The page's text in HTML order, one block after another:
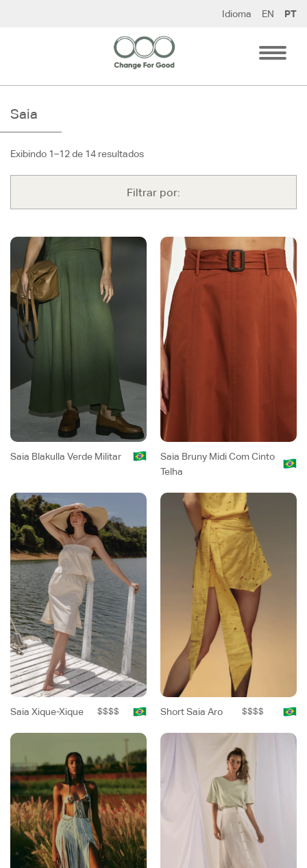
Idioma EN PT
Saia
Exibindo 1–12 de 14 resultados
Filtrar por:
Saia Blakulla Verde Militar
Saia Bruny Midi Com Cinto
Telha
Saia Xique-Xique $$$$ Short Saia Aro $$$$